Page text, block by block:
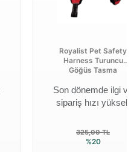
Royalist Pet Safety
Harness Turuncu
Göğüs Tasma
Son dönemde ilgi ve
sipariş hızı yüksek
325,00 TL
%20